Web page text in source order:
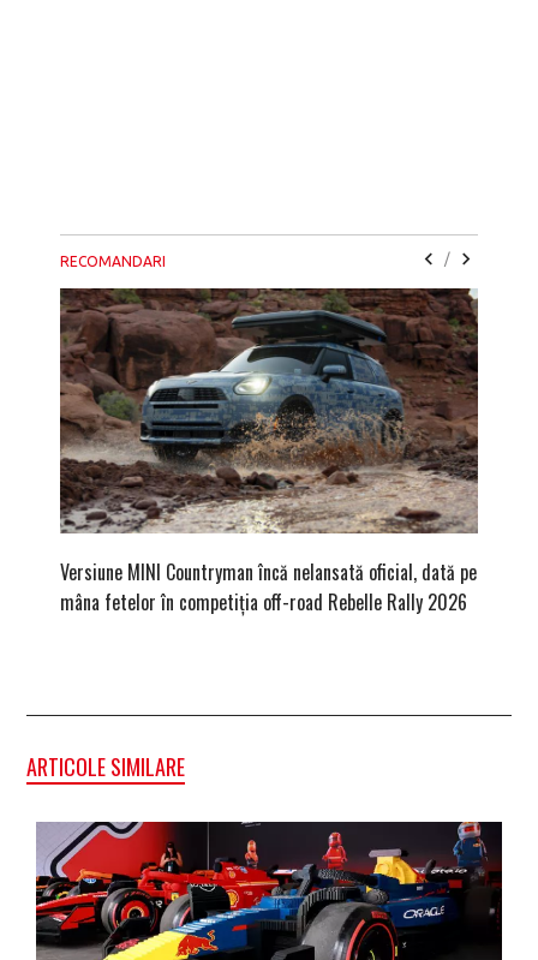
RECOMANDARI /
Versiune MINI Countryman încă nelansată oficial, dată pe
mâna fetelor în competiția off-road Rebelle Rally 2026
ARTICOLE SIMILARE